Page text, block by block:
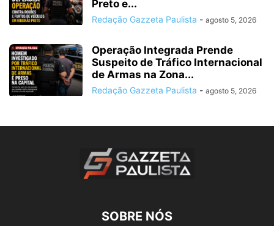
Preto e...
Redação Gazzeta Paulista - agosto 5, 2026
Operação Integrada Prende
Suspeito de Tráfico Internacional
de Armas na Zona...
Redação Gazzeta Paulista - agosto 5, 2026
SOBRE NÓS